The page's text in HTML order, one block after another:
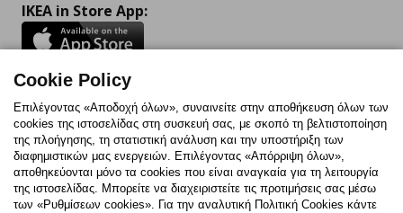
IKEA in Store App:
Follow us:
FacebookInstagram
TikTokYoutubePinterestTwitter
Cookie Policy
Επιλέγοντας «Αποδοχή όλων», συναινείτε στην αποθήκευση όλων των
cookies της ιστοσελίδας στη συσκευή σας, με σκοπό τη βελτιστοποίηση
της πλοήγησης, τη στατιστική ανάλυση και την υποστήριξη των
διαφημιστικών μας ενεργειών. Επιλέγοντας «Απόρριψη όλων»,
αποθηκεύονται μόνο τα cookies που είναι αναγκαία για τη λειτουργία
της ιστοσελίδας. Μπορείτε να διαχειριστείτε τις προτιμήσεις σας μέσω
των «Ρυθμίσεων cookies». Για την αναλυτική Πολιτική Cookies κάντε